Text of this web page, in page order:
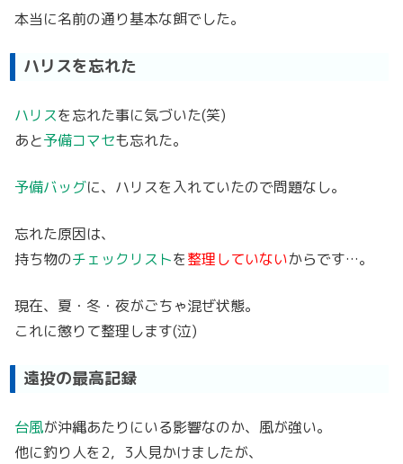
本当に名前の通り基本な餌でした。
ハリスを忘れた
ハリスを忘れた事に気づいた(笑)
あと予備コマセも忘れた。
予備バッグに、ハリスを入れていたので問題なし。
忘れた原因は、
持ち物のチェックリストを整理していないからです…。
現在、夏・冬・夜がごちゃ混ぜ状態。
これに懲りて整理します(泣)
遠投の最高記録
台風が沖縄あたりにいる影響なのか、風が強い。
他に釣り人を2，3人見かけましたが、